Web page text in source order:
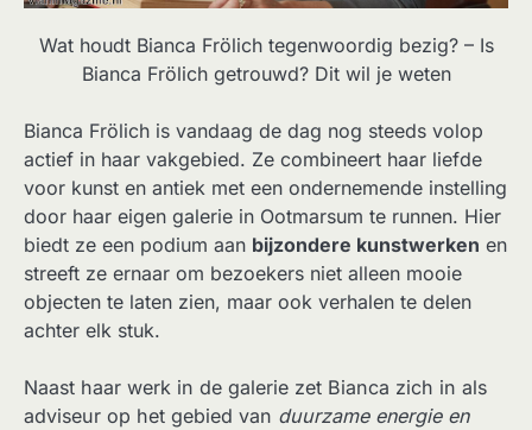
Wat houdt Bianca Frölich tegenwoordig bezig? – Is
Bianca Frölich getrouwd? Dit wil je weten
Bianca Frölich is vandaag de dag nog steeds volop
actief in haar vakgebied. Ze combineert haar liefde
voor kunst en antiek met een ondernemende instelling
door haar eigen galerie in Ootmarsum te runnen. Hier
biedt ze een podium aan bijzondere kunstwerken en
streeft ze ernaar om bezoekers niet alleen mooie
objecten te laten zien, maar ook verhalen te delen
achter elk stuk.
Naast haar werk in de galerie zet Bianca zich in als
adviseur op het gebied van duurzame energie en